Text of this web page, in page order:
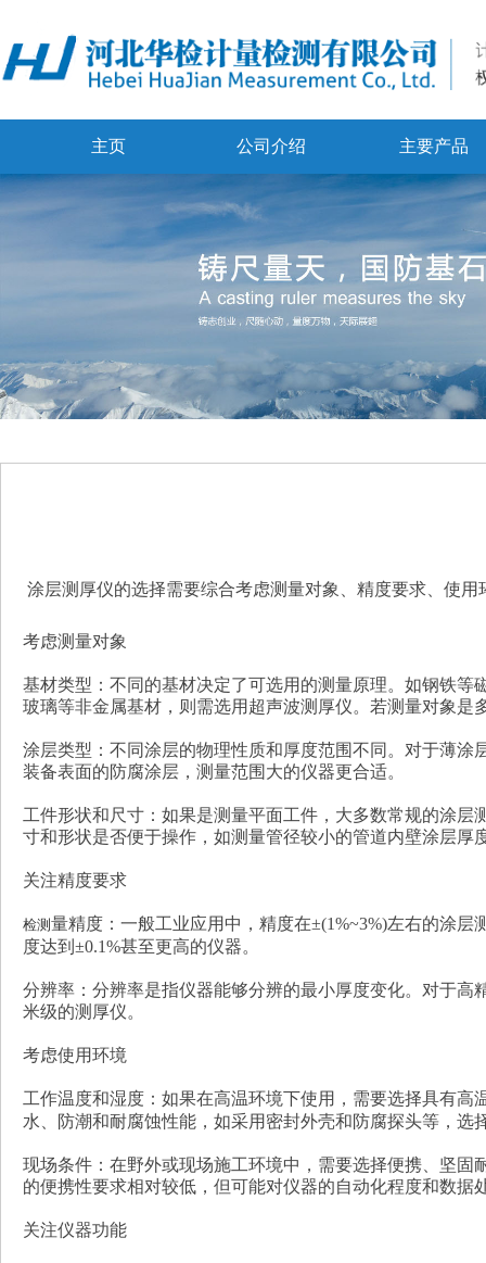
主页 公司介绍 主要产品
涂层测厚仪的选择需要综合考虑测量对象、精度要求、使
考虑测量对象
基材类型：不同的基材决定了可选用的测量原理。如钢铁
玻璃等非金属基材，则需选用超声波测厚仪。若测量对象
涂层类型：不同涂层的物理性质和厚度范围不同。对于薄
装备表面的防腐涂层，测量范围大的仪器更合适。
工件形状和尺寸：如果是测量平面工件，大多数常规的涂
寸和形状是否便于操作，如测量管径较小的管道内壁涂层厚
关注精度要求
检测 量精度：一般工业应用中，精度在±(1%~3%)左右的涂
度达到±0.1%甚至更高的仪器。
分辨率：分辨率是指仪器能够分辨的最小厚度变化。对于
米级的测厚仪。
考虑使用环境
工作温度和湿度：如果在高温环境下使用，需要选择具有高
水、防潮和耐腐蚀性能，如采用密封外壳和防腐探头等，选
现场条件：在野外或现场施工环境中，需要选择便携、坚
的便携性要求相对较低，但可能对仪器的自动化程度和数据
关注仪器功能